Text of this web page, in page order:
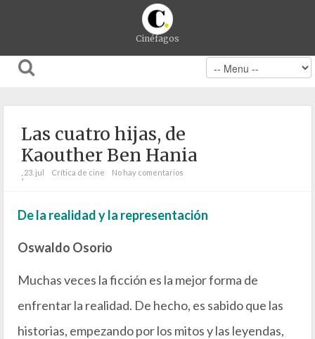
Cinéfagos
Las cuatro hijas, de
Kaouther Ben Hania
;23. jul Crítica de cine No hay comentarios
De la realidad y la representación
Oswaldo Osorio
Muchas veces la ficción es la mejor forma de
enfrentar la realidad. De hecho, es sabido que las
historias, empezando por los mitos y las leyendas,